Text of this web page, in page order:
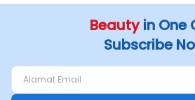
Beautyin One
Subscribe